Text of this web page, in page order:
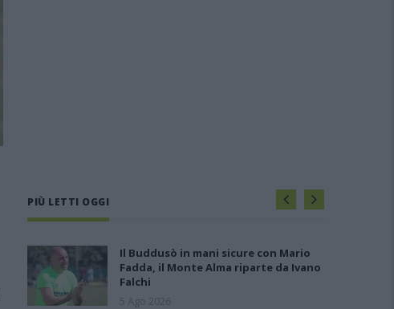
PIÙ LETTI OGGI
Il Buddusò in mani sicure con Mario
Fadda, il Monte Alma riparte da Ivano
Falchi
5 Ago 2026